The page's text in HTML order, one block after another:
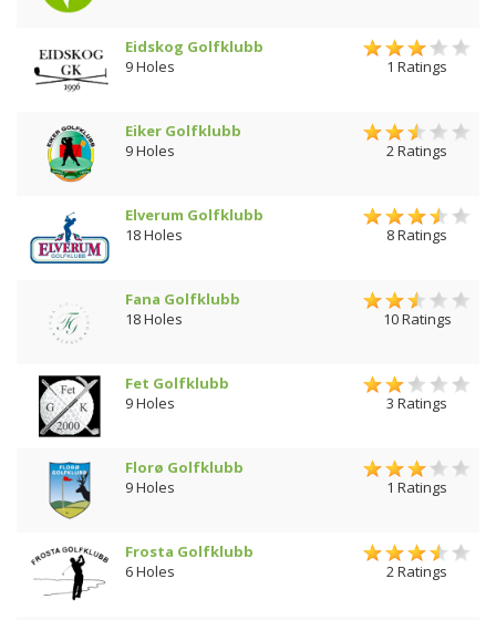
Eidskog Golfklubb
9 Holes
1 Ratings
Eiker Golfklubb
9 Holes
2 Ratings
Elverum Golfklubb
18 Holes
8 Ratings
Fana Golfklubb
18 Holes
10 Ratings
Fet Golfklubb
9 Holes
3 Ratings
Florø Golfklubb
9 Holes
1 Ratings
Frosta Golfklubb
6 Holes
2 Ratings